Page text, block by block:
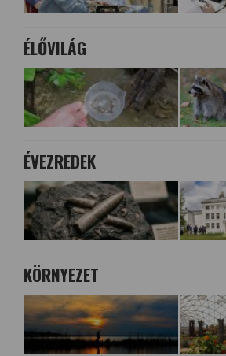
ÉLŐVILÁG
ÉVEZREDEK
KÖRNYEZET